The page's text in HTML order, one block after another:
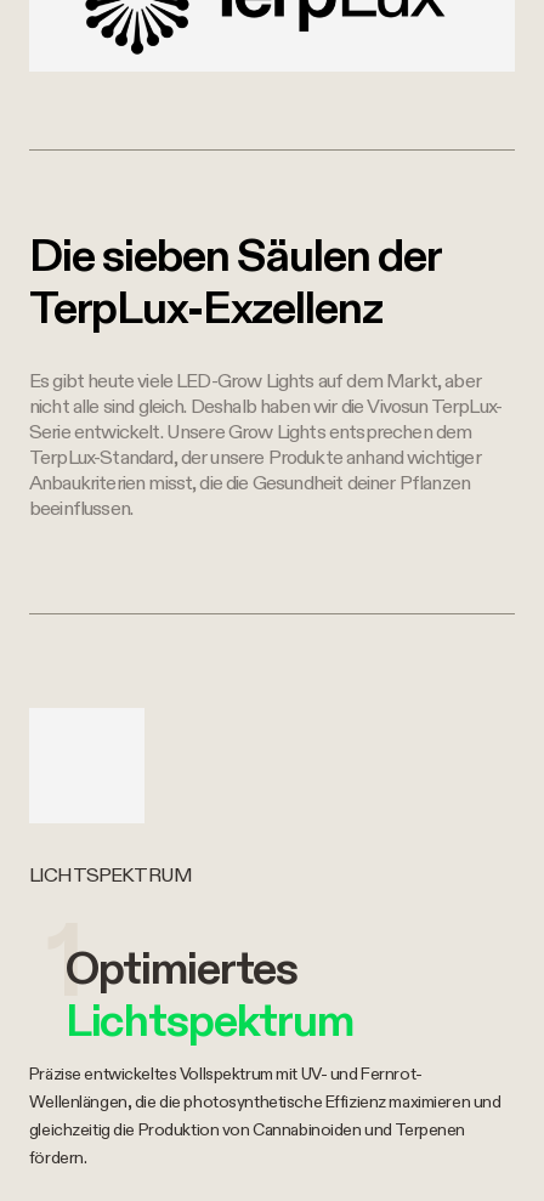
Die sieben Säulen der
TerpLux-Exzellenz
Es gibt heute viele LED-Grow Lights auf dem Markt, aber
nicht alle sind gleich. Deshalb haben wir die Vivosun TerpLux-
Serie entwickelt. Unsere Grow Lights entsprechen dem
TerpLux-Standard, der unsere Produkte anhand wichtiger
Anbaukriterien misst, die die Gesundheit deiner Pflanzen
beeinflussen.
LICHTSPEKTRUM
1
Optimiertes
Lichtspektrum
Präzise entwickeltes Vollspektrum mit UV- und Fernrot-
Wellenlängen, die die photosynthetische Effizienz maximieren und
gleichzeitig die Produktion von Cannabinoiden und Terpenen
fördern.